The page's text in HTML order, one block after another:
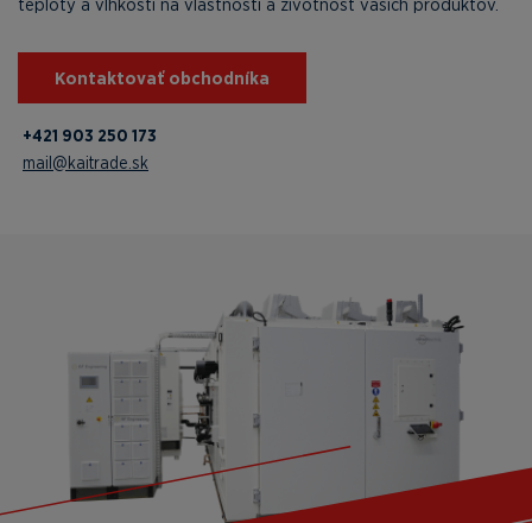
Kontaktovať obchodníka
+421 903 250 173
mail@kaitrade.sk